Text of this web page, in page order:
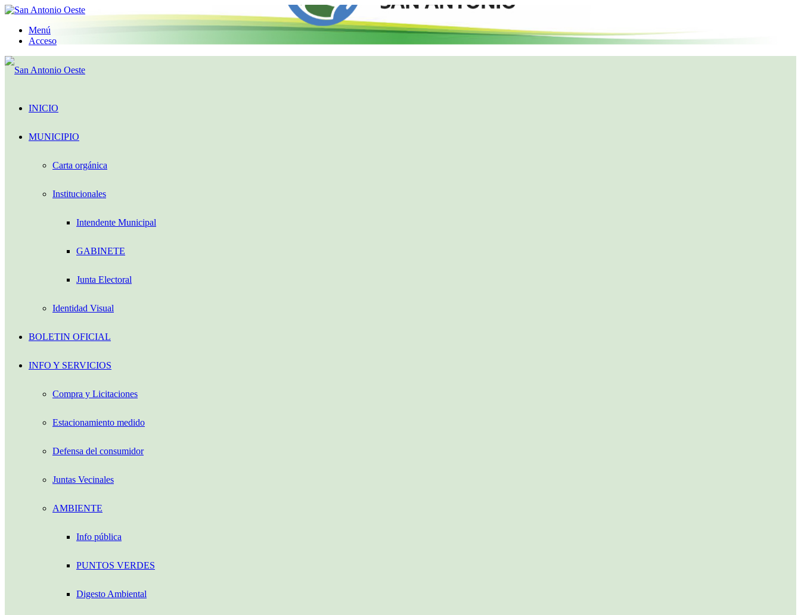
Menú
Acceso
INICIO
MUNICIPIO
Carta orgánica
Institucionales
Intendente Municipal
GABINETE
Junta Electoral
Identidad Visual
BOLETIN OFICIAL
INFO Y SERVICIOS
Compra y Licitaciones
Estacionamiento medido
Defensa del consumidor
Juntas Vecinales
AMBIENTE
Info pública
PUNTOS VERDES
Digesto Ambiental